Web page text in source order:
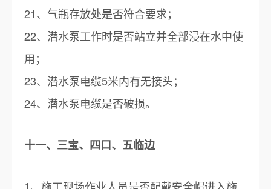
21、气瓶存放处是否符合要求；
22、潜水泵工作时是否站立并全部浸在水中使
用；
23、潜水泵电缆5米内有无接头；
24、潜水泵电缆是否破损。
十一、三宝、四口、五临边